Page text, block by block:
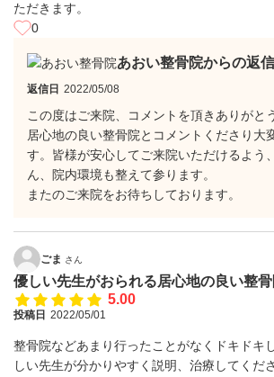
ただきます。
0
あおい整骨院からの返信
返信日 2022/05/08
この度はご来院、コメントを頂きありがと
居心地の良い整骨院とコメントくださり大
す。皆様が安心してご来院いただけるよう
ん、院内環境も整えて参ります。
またのご来院をお待ちしております。
ごま さん
優しい先生がおられる居心地の良い整骨
5.00
投稿日 2022/05/01
整骨院などあまり行ったことがなくドキドキ
しい先生が分かりやすく説明、治療してくだ